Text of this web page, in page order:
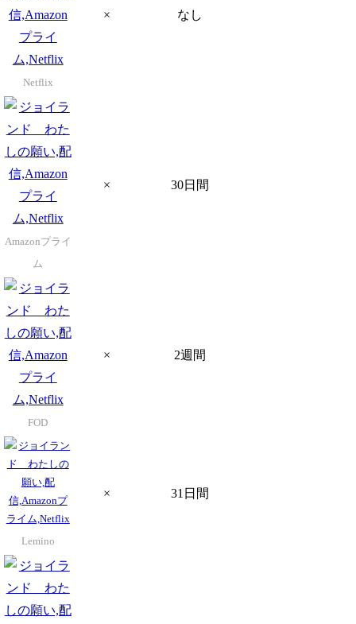
Netflix
× なし
Amazonプライ
ム
× 30日間
FOD
× 2週間
Lemino
× 31日間